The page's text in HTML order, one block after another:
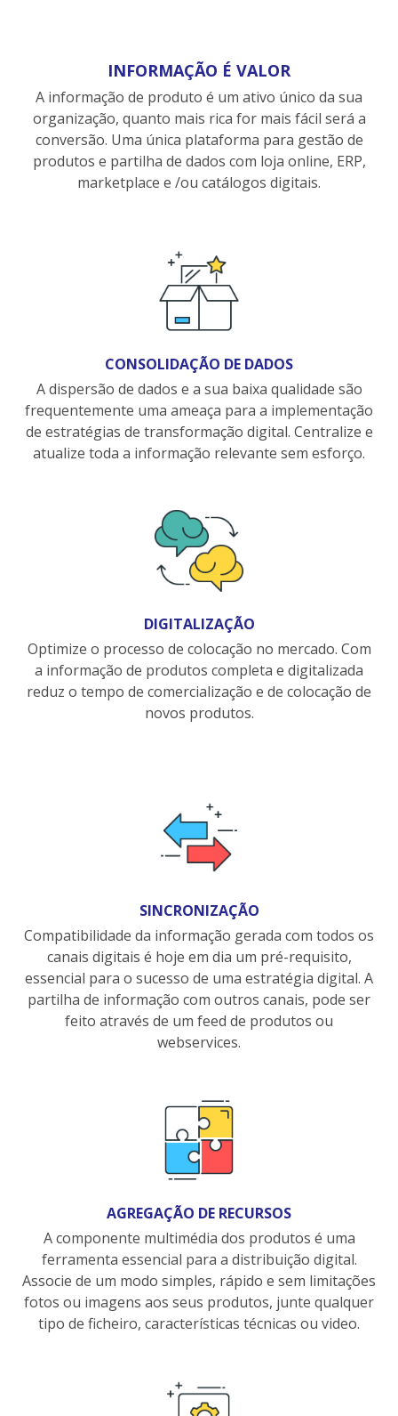
INFORMAÇÃO É VALOR
A informação de produto é um ativo único da sua
organização, quanto mais rica for mais fácil será a
conversão. Uma única plataforma para gestão de
produtos e partilha de dados com loja online, ERP,
marketplace e /ou catálogos digitais.
CONSOLIDAÇÃO DE DADOS
A dispersão de dados e a sua baixa qualidade são
frequentemente uma ameaça para a implementação
de estratégias de transformação digital. Centralize e
atualize toda a informação relevante sem esforço.
DIGITALIZAÇÃO
Optimize o processo de colocação no mercado. Com
a informação de produtos completa e digitalizada
reduz o tempo de comercialização e de colocação de
novos produtos.
SINCRONIZAÇÃO
Compatibilidade da informação gerada com todos os
canais digitais é hoje em dia um pré-requisito,
essencial para o sucesso de uma estratégia digital. A
partilha de informação com outros canais, pode ser
feito através de um feed de produtos ou
webservices.
AGREGAÇÃO DE RECURSOS
A componente multimédia dos produtos é uma
ferramenta essencial para a distribuição digital.
Associe de um modo simples, rápido e sem limitações
fotos ou imagens aos seus produtos, junte qualquer
tipo de ficheiro, características técnicas ou video.